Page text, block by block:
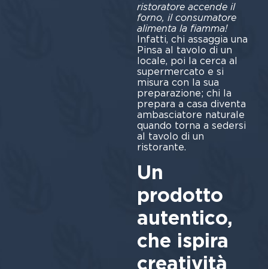
ristoratore accende il
forno, il consumatore
alimenta la fiamma!
Infatti, chi assaggia una
Pinsa al tavolo di un
locale, poi la cerca al
supermercato e si
misura con la sua
preparazione; chi la
prepara a casa diventa
ambasciatore naturale
quando torna a sedersi
al tavolo di un
ristorante.
Un
prodotto
autentico,
che ispira
creatività